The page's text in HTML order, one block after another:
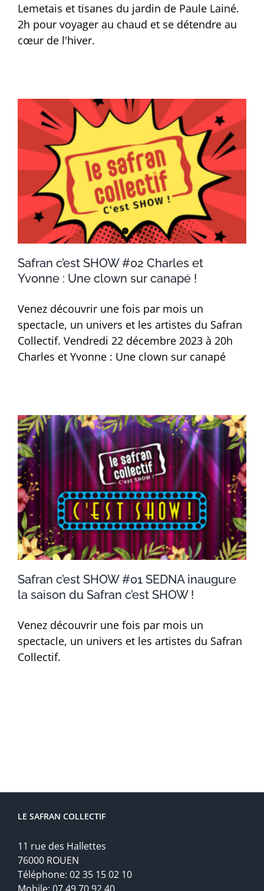
Lemetais et tisanes du jardin de Paule Lainé.
2h pour voyager au chaud et se détendre au
cœur de l'hiver.
Safran c’est SHOW #02 Charles et
Yvonne : Une clown sur canapé !
Venez découvrir une fois par mois un
spectacle, un univers et les artistes du Safran
Collectif. Vendredi 22 décembre 2023 à 20h
Charles et Yvonne : Une clown sur canapé
Safran c’est SHOW #01 SEDNA inaugure
la saison du Safran c’est SHOW !
Venez découvrir une fois par mois un
spectacle, un univers et les artistes du Safran
Collectif.
LE SAFRAN COLLECTIF
11 rue des Hallettes
76000 ROUEN
Téléphone: 02 35 15 02 10